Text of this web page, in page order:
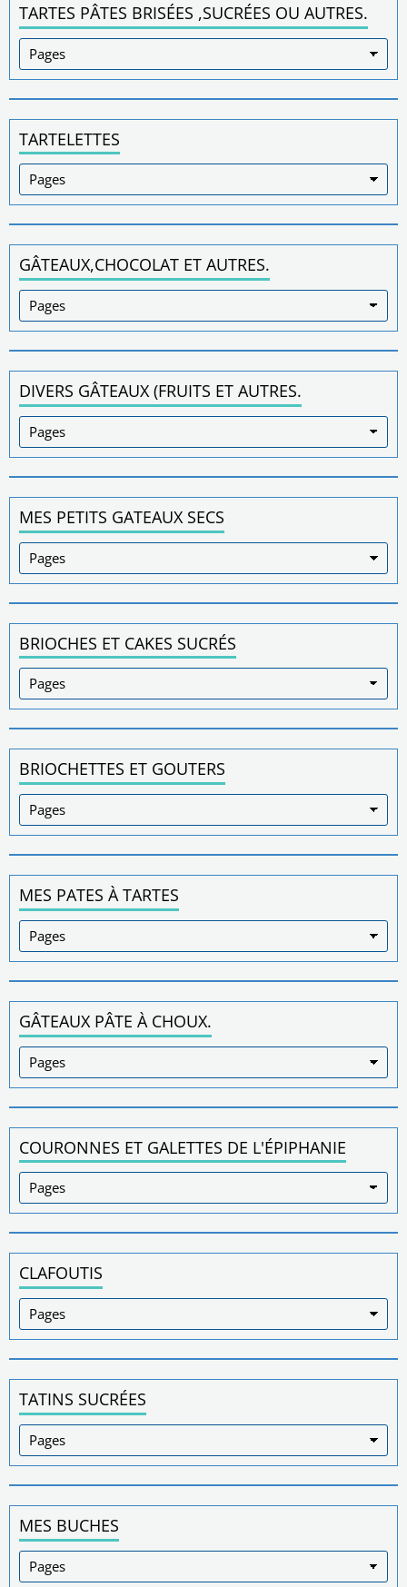
TARTES PÂTES BRISÉES ,SUCRÉES OU AUTRES.
TARTELETTES
GÂTEAUX,CHOCOLAT ET AUTRES.
DIVERS GÂTEAUX (FRUITS ET AUTRES.
MES PETITS GATEAUX SECS
BRIOCHES ET CAKES SUCRÉS
BRIOCHETTES ET GOUTERS
MES PATES À TARTES
GÂTEAUX PÂTE À CHOUX.
COURONNES ET GALETTES DE L'ÉPIPHANIE
CLAFOUTIS
TATINS SUCRÉES
MES BUCHES